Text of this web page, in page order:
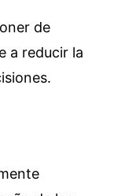
de
a reducir la